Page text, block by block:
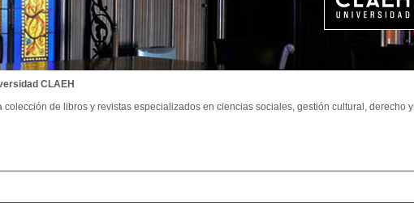
CLAEH
colección de libros y revistas especializados en ciencias sociales, gestión cultural, derecho y